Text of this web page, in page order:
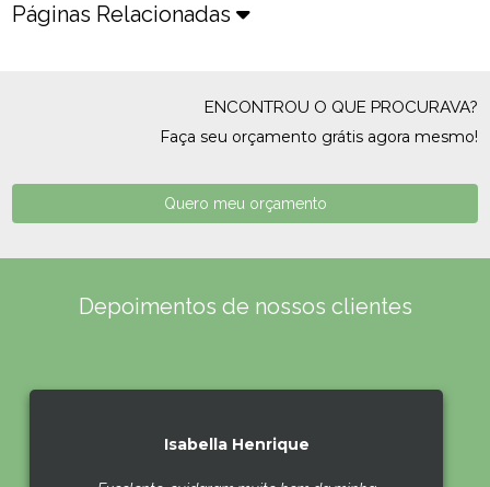
Páginas Relacionadas
ENCONTROU O QUE PROCURAVA?
Faça seu orçamento grátis agora mesmo!
Quero meu orçamento
Depoimentos de nossos clientes
Isabella Henrique